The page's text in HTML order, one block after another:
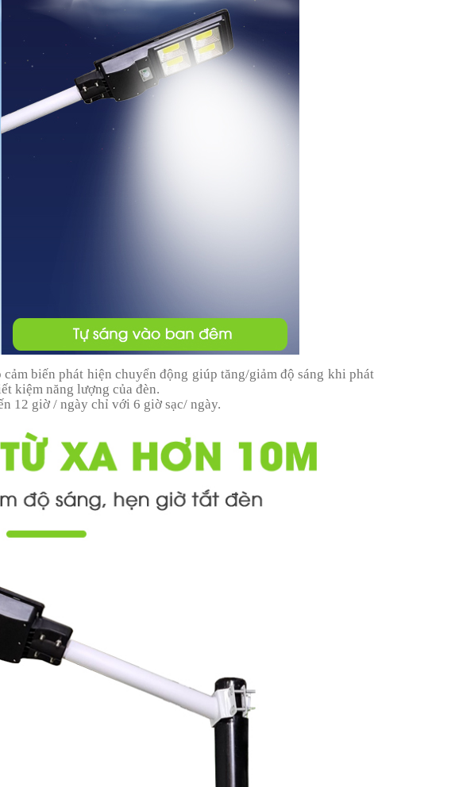
biến phát hiện chuyển động giúp tăng/giảm độ sáng khi phát
kiệm năng lượng của đèn.
12 giờ / ngày chỉ với 6 giờ sạc/ ngày.